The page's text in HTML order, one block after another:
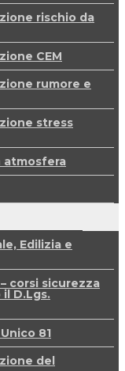
rischio da
CEM
rumore e
stress
atmosfera
Edilizia e
corsi sicurezza
D.Lgs.
81
del